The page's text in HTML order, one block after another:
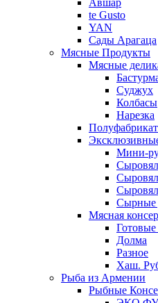
Авшар
te Gusto
YAN
Сады Арагаца
Мясные Продукты
Мясные
Суджух
Колбасы
Нарезка
Мини-
Сырные
Мясная
Долма
Разное
Хаш.
Рыба из Армении
Рыбные